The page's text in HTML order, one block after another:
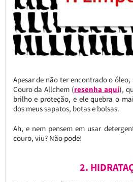
Apesar de não ter encontrado o
Couro da Allchem (resenha aqui),
brilho e proteção, e ele quebra o
dos meus sapatos, botas e bolsas.
Ah, e nem pensem em usar
couro, viu? Não pode!
2.